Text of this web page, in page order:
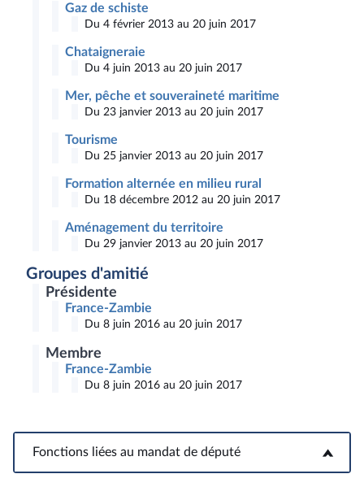
Gaz de schiste
Du 4 février 2013 au 20 juin 2017
Chataigneraie
Du 4 juin 2013 au 20 juin 2017
Mer, pêche et souveraineté maritime
Du 23 janvier 2013 au 20 juin 2017
Tourisme
Du 25 janvier 2013 au 20 juin 2017
Formation alternée en milieu rural
Du 18 décembre 2012 au 20 juin 2017
Aménagement du territoire
Du 29 janvier 2013 au 20 juin 2017
Groupes d'amitié
Présidente
France-Zambie
Du 8 juin 2016 au 20 juin 2017
Membre
France-Zambie
Du 8 juin 2016 au 20 juin 2017
Fonctions liées au mandat de député
Fonctions liées au mandat de député